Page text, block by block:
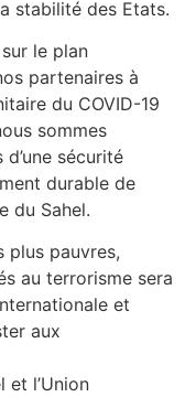
stabilité des Etats.
le plan
partenaires à
du COVID-19
sommes
sécurité
durable de
du Sahel.
plus pauvres,
au terrorisme sera
et
aux
et l’Union